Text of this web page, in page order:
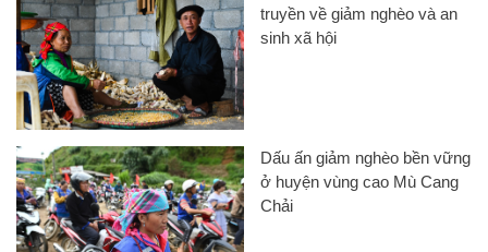
truyền về giảm nghèo và an
sinh xã hội
Dấu ấn giảm nghèo bền vững
ở huyện vùng cao Mù Cang
Chải